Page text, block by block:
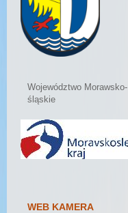
Województwo Morawsko-
śląskie
WEB KAMERA